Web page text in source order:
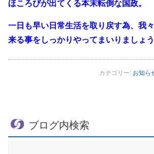
ほころびが出てくる本末転倒な国政。
一日も早い日常生活を取り戻す為、我
来る事をしっかりやってまいりましょう
カテゴリー: お知ら
ブログ内検索